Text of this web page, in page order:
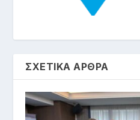
ΣΧΕΤΙΚΑ ΑΡΘΡΑ